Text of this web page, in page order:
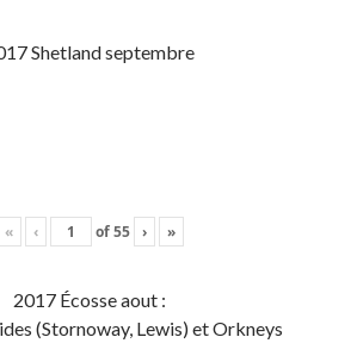
Shetland septembre
« ‹ of55 › »
2017 Écosse aout :
(Stornoway, Lewis) et Orkneys